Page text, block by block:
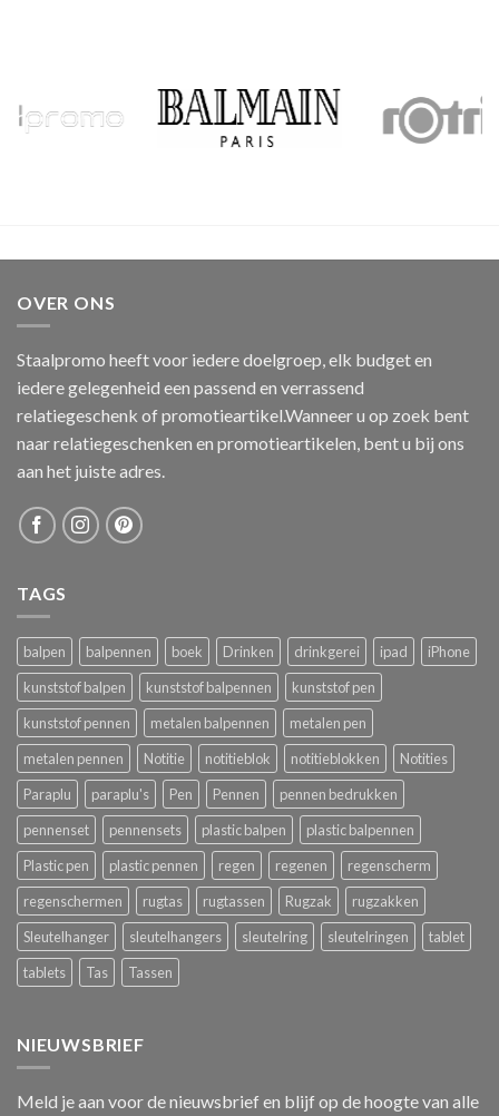
OVER ONS
Staalpromo heeft voor iedere doelgroep, elk budget en
iedere gelegenheid een passend en verrassend
relatiegeschenk of promotieartikel.Wanneer u op zoek bent
naar relatiegeschenken en promotieartikelen, bent u bij ons
aan het juiste adres.
TAGS
balpen balpennen boek Drinken drinkgerei ipad
iPhone
kunststof balpen
kunststof balpennen
kunststof pen
kunststof pennen
metalen balpennen
metalen pen
metalen pennen
Notitie notitieblok notitieblokken
Notities
Paraplu
paraplu's Pen Pennen
pennen bedrukken
pennenset
pennensets plastic balpen
plastic balpennen
Plastic pen
plastic pennen regen regenen
regenscherm
regenschermen
rugtas rugtassen Rugzak
rugzakken
Sleutelhanger
sleutelhangers sleutelring sleutelringen
tablet
tablets
Tas Tassen
NIEUWSBRIEF
Meld je aan voor de nieuwsbrief en blijf op de hoogte van alle